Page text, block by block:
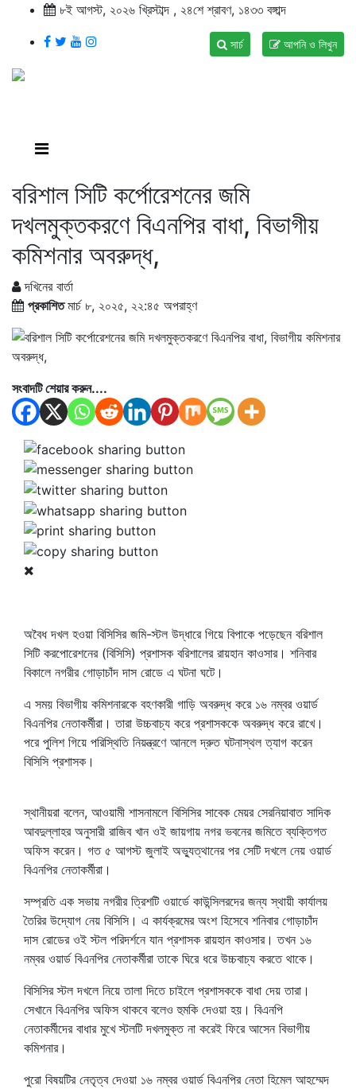
৮ই আগস্ট, ২০২৬ খ্রিস্টাব্দ , ২৪শে শ্রাবণ, ১৪৩৩ বঙ্গাব্দ
আপনি ও লিখুন
সার্চ
বরিশাল সিটি কর্পোরেশনের জমি
দখলমুক্তকরণে বিএনপির বাধা, বিভাগীয়
কমিশনার অবরুদ্ধ,
দখিনের বার্তা
প্রকাশিতমার্চ ৮, ২০২৫, ২২:৪৫ অপরাহ্ণ
সংবাদটি শেয়ার করুন....
অবৈধ দখল হওয়া বিসিসির জমি-স্টল উদ্ধারে গিয়ে বিপাকে পড়েছেন বরিশাল
সিটি করপোরেশনের (বিসিসি) প্রশাসক বরিশালের রায়হান কাওসার। শনিবার
বিকালে নগরীর গোড়াচাঁদ দাস রোডে এ ঘটনা ঘটে।
এ সময় বিভাগীয় কমিশনারকে বহণকারী গাড়ি অবরুদ্ধ করে ১৬ নম্বর ওয়ার্ড
বিএনপির নেতাকর্মীরা। তারা উচ্চবাচ্য করে প্রশাসককে অবরুদ্ধ করে রাখে।
পরে পুলিশ গিয়ে পরিস্থিতি নিয়ন্ত্রণে আনলে দ্রুত ঘটনাস্থল ত্যাগ করেন
বিসিসি প্রশাসক।
স্থানীয়রা বলেন, আওয়ামী শাসনামলে বিসিসির সাবেক মেয়র সেরনিয়াবাত সাদিক
আবদুল্লাহর অনুসারী রাজিব খান ওই জায়গায় নগর ভবনের জমিতে ব্যক্তিগত
অফিস করেন। গত ৫ আগস্ট জুলাই অভ্যুত্থানের পর সেটি দখলে নেয় ওয়ার্ড
বিএনপির নেতাকর্মীরা।
সম্প্রতি এক সভায় নগরীর ত্রিশটি ওয়ার্ডে কাউন্সিলরদের জন্য স্থায়ী কার্যালয়
তৈরির উদ্যোগ নেয় বিসিসি। এ কার্যক্রমের অংশ হিসেবে শনিবার গোড়াচাঁদ
দাস রোডের ওই স্টল পরিদর্শনে যান প্রশাসক রায়হান কাওসার। তখন ১৬
নম্বর ওয়ার্ড বিএনপির নেতাকর্মীরা তাকে ঘিরে ধরে উচ্চবাচ্য করতে থাকে।
বিসিসির স্টল দখলে নিয়ে তালা দিতে চাইলে প্রশাসককে বাধা দেয় তারা।
সেখানে বিএনপির অফিস থাকবে বলেও হুমকি দেওয়া হয়। বিএনপি
নেতাকর্মীদের বাধার মুখে স্টলটি দখলমুক্ত না করেই ফিরে আসেন বিভাগীয়
কমিশনার।
পুরো বিষয়টির নেতৃত্ব দেওয়া ১৬ নম্বর ওয়ার্ড বিএনপির নেতা হিমেল আহম্মেদ